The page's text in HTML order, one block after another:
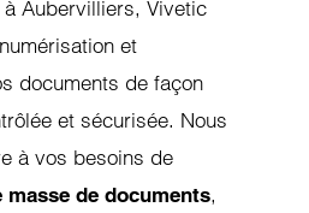
Aubervilliers, Vivetic
et
documents de façon
et sécurisée. Nous
à vos besoins de
de documents,